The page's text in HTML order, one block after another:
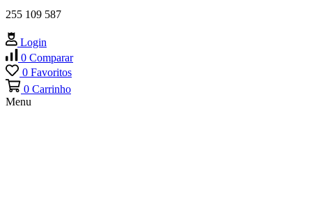
255 109 587
Login
0 Comparar
0 Favoritos
0 Carrinho
Menu